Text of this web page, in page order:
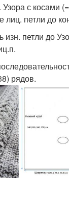
с косами
лиц. петли до
изн. петли до
рядов.